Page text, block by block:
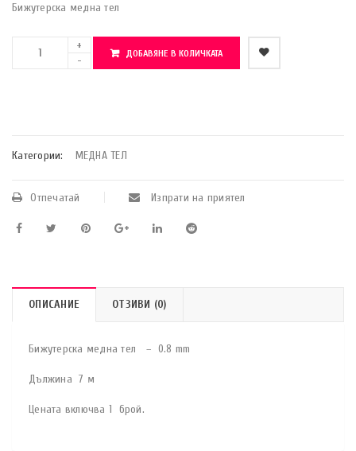
Бижутерска медна тел
ДОБАВЯНЕ В КОЛИЧКАТА
Категории: МЕДНА ТЕЛ
Отпечатай Изпрати на приятел
ОПИСАНИЕ ОТЗИВИ (0)
Бижутерска медна тел – 0.8 mm
Дължина 7 м
Цената включва 1 брой.